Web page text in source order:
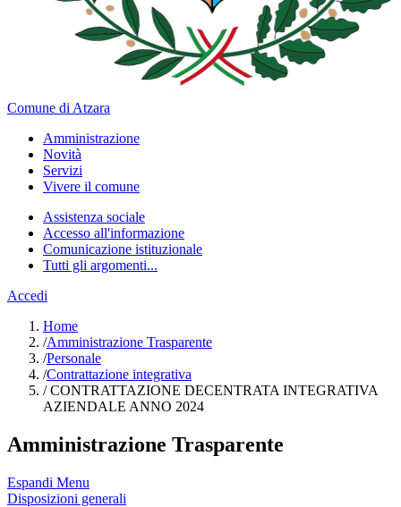
Comune di Atzara
Amministrazione
Novità
Servizi
Vivere il comune
Assistenza sociale
Accesso all'informazione
Comunicazione istituzionale
Tutti gli argomenti...
Accedi
Home
/Amministrazione Trasparente
/Personale
/Contrattazione integrativa
/CONTRATTAZIONE DECENTRATA INTEGRATIVA
AZIENDALE ANNO 2024
Amministrazione Trasparente
Espandi Menu
Disposizioni generali